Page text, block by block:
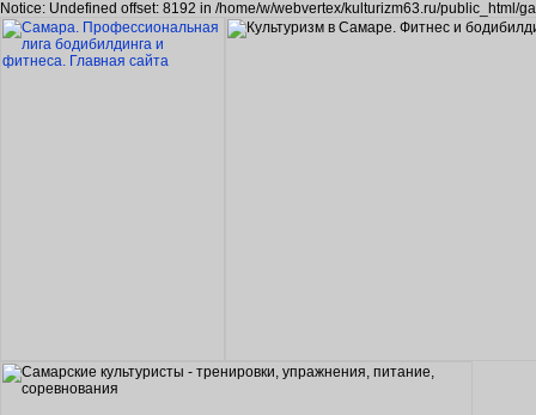
Notice: Undefined offset: 8192 in /home/w/webvertex/kulturizm63.ru/public_html/